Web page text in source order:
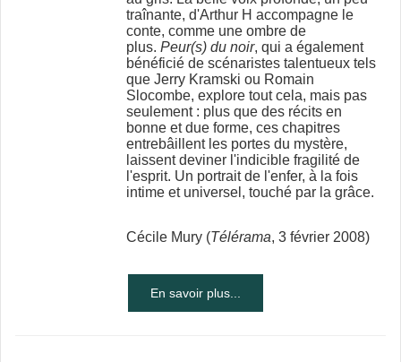
traînante, d'Arthur H accompagne le
conte, comme une ombre de
plus.Peur(s) du noir, qui a également
bénéficié de scénaristes talentueux tels
que Jerry Kramski ou Romain
Slocombe, explore tout cela, mais pas
seulement : plus que des récits en
bonne et due forme, ces chapitres
entrebâillent les portes du mystère,
laissent deviner l'indicible fragilité de
l'esprit. Un portrait de l'enfer, à la fois
intime et universel, touché par la grâce.
Cécile Mury (Télérama, 3 février 2008)
En savoir plus...